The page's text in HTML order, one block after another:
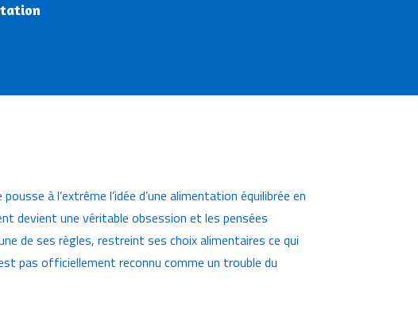
à l’extrême l’idée d’une alimentation équilibrée en
devient une véritable obsession et les pensées
de ses règles, restreint ses choix alimentaires ce qui
pas officiellement reconnu comme un trouble du